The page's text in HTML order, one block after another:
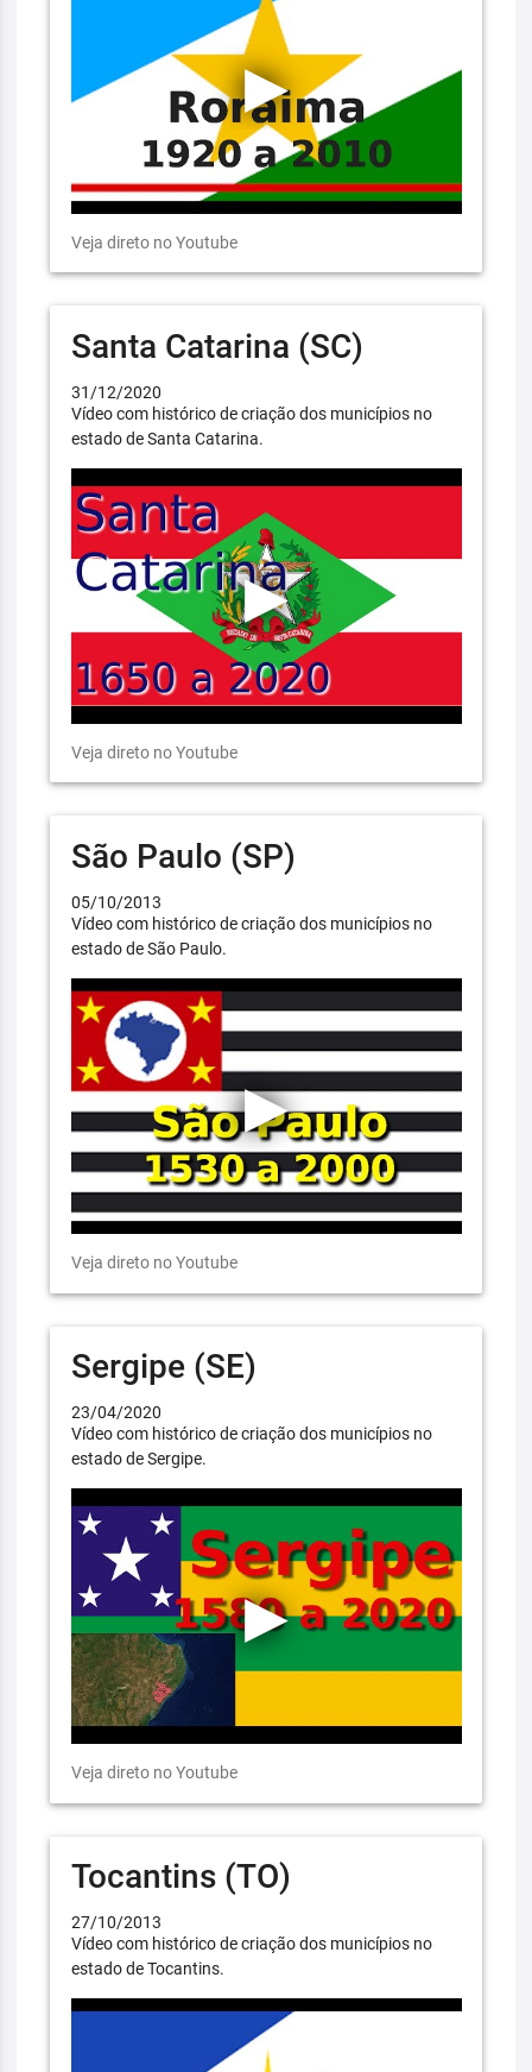
Veja direto no Youtube
Santa Catarina (SC)
31/12/2020
Vídeo com histórico de criação dos municípios no
estado de Santa Catarina.
Veja direto no Youtube
São Paulo (SP)
05/10/2013
Vídeo com histórico de criação dos municípios no
estado de São Paulo.
Veja direto no Youtube
Sergipe (SE)
23/04/2020
Vídeo com histórico de criação dos municípios no
estado de Sergipe.
Veja direto no Youtube
Tocantins (TO)
27/10/2013
Vídeo com histórico de criação dos municípios no
estado de Tocantins.